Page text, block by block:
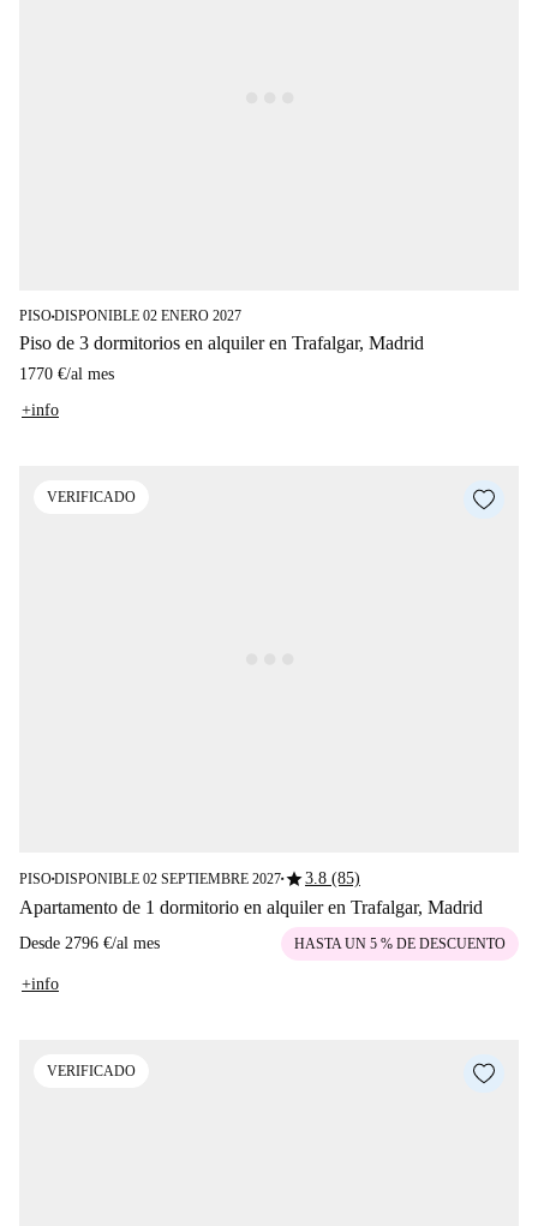
PISO■DISPONIBLE 02 ENERO 2027
Piso de 3 dormitorios en alquiler en Trafalgar, Madrid
1770 €/al mes
+info
VERIFICADO
PISO■DISPONIBLE 02 SEPTIEMBRE 2027■star3.8 (85)
Apartamento de 1 dormitorio en alquiler en Trafalgar, Madrid
Desde 2796 €/al mes HASTA UN 5 % DE DESCUENTO
+info
VERIFICADO